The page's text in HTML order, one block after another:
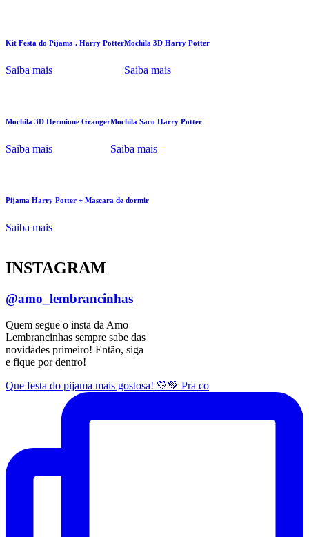
Kit Festa do Pijama . Harry Potter
Saiba mais
Mochila 3D Harry Potter
Saiba mais
Mochila 3D Hermione Granger
Saiba mais
Mochila Saco Harry Potter
Saiba mais
Pijama Harry Potter + Mascara de dormir
Saiba mais
INSTAGRAM
@amo_lembrancinhas
Quem segue o insta da Amo
Lembrancinhas sempre sabe das
novidades primeiro! Então, siga
e fique por dentro!
Que festa do pijama mais gostosa! 💛💚 Pra co